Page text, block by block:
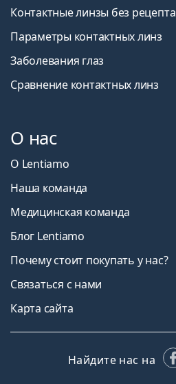
Контактные линзы без рецепта
Параметры контактных линз
Заболевания глаз
Сравнение контактных линз
О нас
О Lentiamo
Наша команда
Медицинская команда
Блог Lentiamo
Почему стоит покупать у нас?
Связаться с нами
Карта сайта
Найдите нас на